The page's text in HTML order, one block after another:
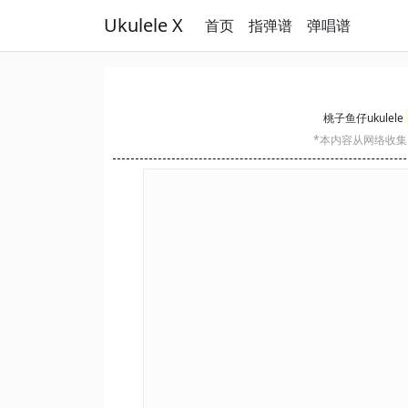
Ukulele X 首页 指弹谱 弹唱谱
桃子鱼仔ukulele
*本内容从网络收